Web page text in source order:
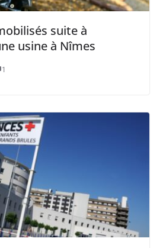
suite à
usine à Nîmes
1